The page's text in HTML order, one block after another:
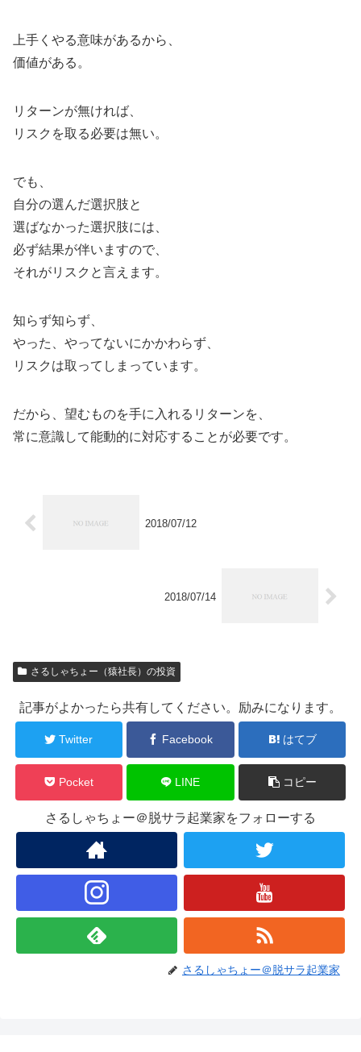
上手くやる意味があるから、
価値がある。
リターンが無ければ、
リスクを取る必要は無い。
でも、
自分の選んだ選択肢と
選ばなかった選択肢には、
必ず結果が伴いますので、
それがリスクと言えます。
知らず知らず、
やった、やってないにかかわらず、
リスクは取ってしまっています。
だから、望むものを手に入れるリターンを、
常に意識して能動的に対応することが必要です。
2018/07/12
2018/07/14
さるしゃちょー（猿社長）の投資
記事がよかったら共有してください。励みになります。
Twitter Facebook はてブ
Pocket LINE コピー
さるしゃちょー＠脱サラ起業家をフォローする
さるしゃちょー＠脱サラ起業家